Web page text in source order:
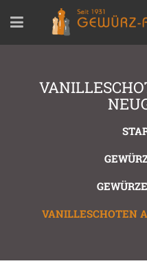
VANILLESCHOTEN